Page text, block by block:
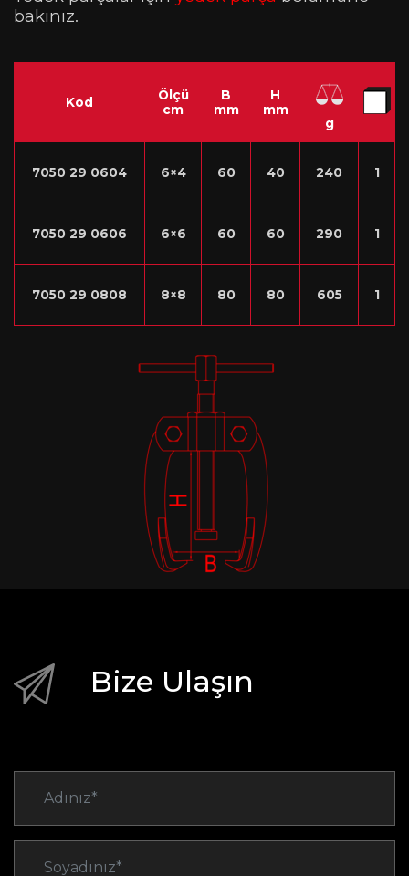
bakınız.
Kod
Ölçü
cm
B
mm
H
mm
g
7050 29 0604 6×4 60 40 240 1
7050 29 0606 6×6 60 60 290 1
7050 29 0808 8×8 80 80 605 1
Bize Ulaşın